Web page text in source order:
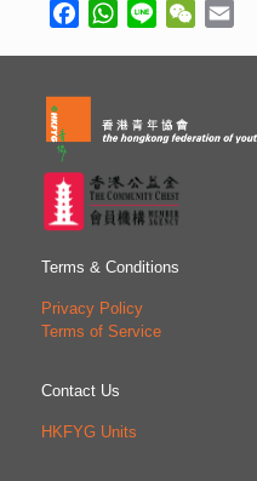
FacebookWhatsApp
Line WeChat
Terms & Conditions
Privacy Policy
Terms of Service
Contact Us
HKFYG Units